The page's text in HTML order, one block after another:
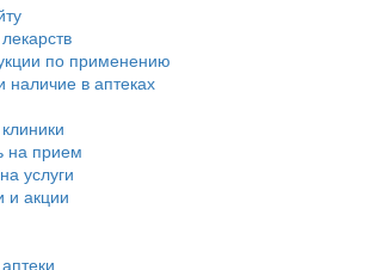
по применению
наличие в аптеках
на прием
услуги
и акции